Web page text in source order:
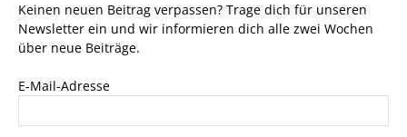
Keinen neuen Beitrag verpassen? Trage dich für unseren
Newsletter ein und wir informieren dich alle zwei Wochen
über neue Beiträge.
E-Mail-Adresse